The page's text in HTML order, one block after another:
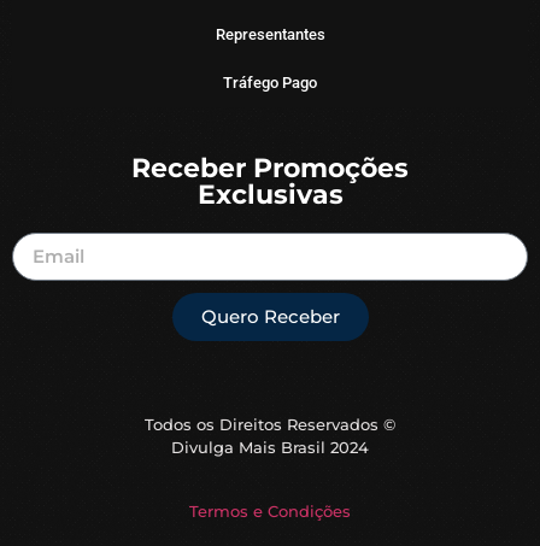
Representantes
Tráfego Pago
Receber Promoções
Exclusivas
Quero Receber
Todos os Direitos Reservados ©
Divulga Mais Brasil 2024
Termos e Condições